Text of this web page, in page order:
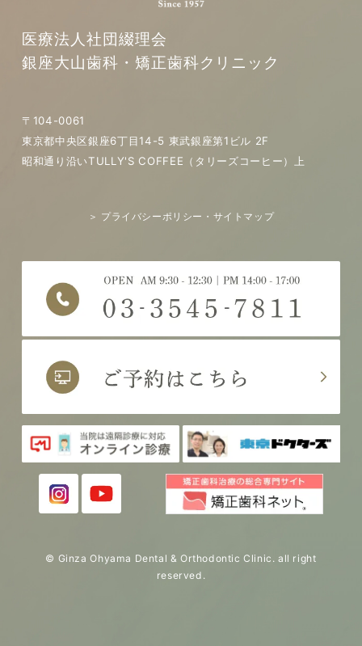
医療法人社団綴理会
銀座大山歯科・矯正歯科クリニック
〒104-0061
東京都中央区銀座6丁目14-5 東武銀座第1ビル 2F
昭和通り沿いTULLY'S COFFEE（タリーズコーヒー）上
＞ プライバシーポリシー・サイトマップ
© Ginza Ohyama Dental & Orthodontic Clinic. all right
reserved.